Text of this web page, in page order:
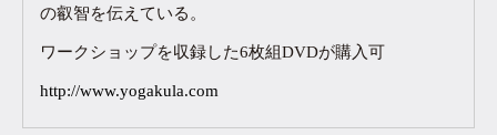
の叡智を伝えている。
ワークショップを収録した6枚組DVDが購入可
http://www.yogakula.com